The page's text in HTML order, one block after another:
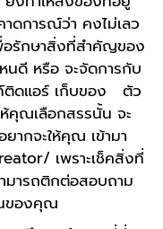
ดการณ์ว่า คงไม่เลว
อรักษาสิ่งที่สำคัญของ
นดี หรือ จะจัดการกับ
ท์ติดแอร์ เก็บของ ตัว
ห้คุณเลือกสรรนั้น จะ
กจะให้คุณ เข้ามา
เพราะเช็คสิ่งที่
ารถติกต่อสอบถาม
ของคุณ